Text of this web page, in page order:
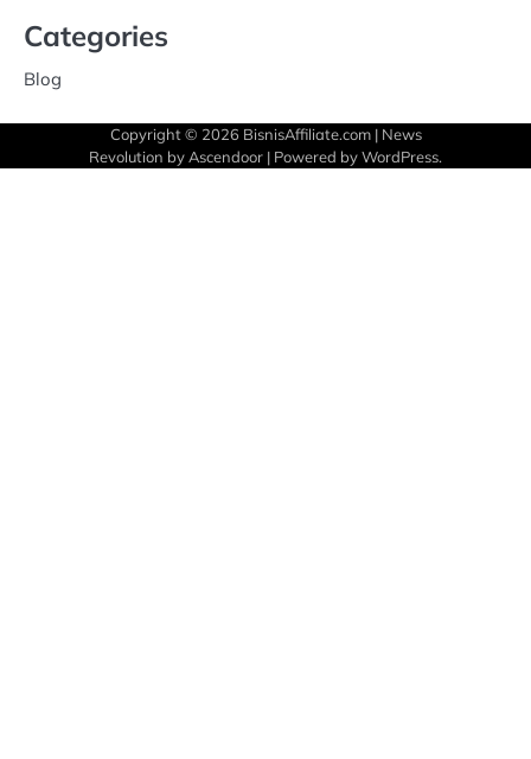
Categories
Blog
Copyright © 2026 BisnisAffiliate.com| News
Revolution by Ascendoor | Powered byWordPress.